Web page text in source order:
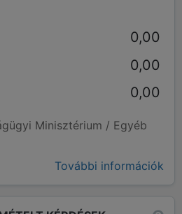
0,00
0,00
0,00
Minisztérium / Egyéb
További információk